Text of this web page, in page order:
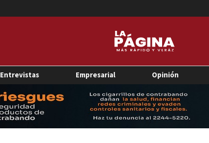
Entrevistas Empresarial Opinión